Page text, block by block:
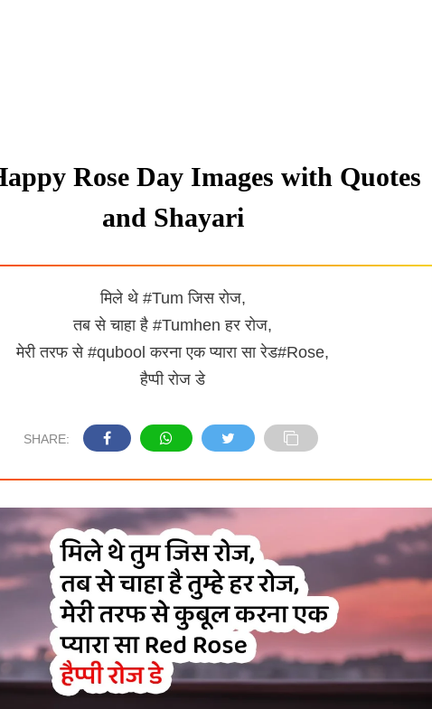
Rose Day Images with Quotes
and Shayari
मिले थे #Tum जिस रोज,
तब से चाहा है #Tumhen हर रोज,
मेरी तरफ से #qubool करना एक प्यारा सा रेड#Rose,
हैप्पी रोज डे
SHARE: